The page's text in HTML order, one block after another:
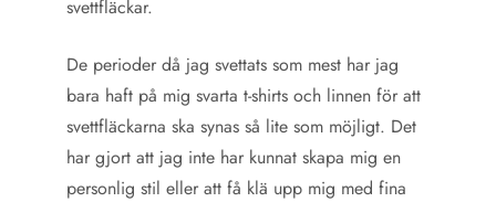
svettfläckar.
De perioder då jag svettats som mest har jag
bara haft på mig svarta t-shirts och linnen för att
svettfläckarna ska synas så lite som möjligt. Det
har gjort att jag inte har kunnat skapa mig en
personlig stil eller att få klä upp mig med fina